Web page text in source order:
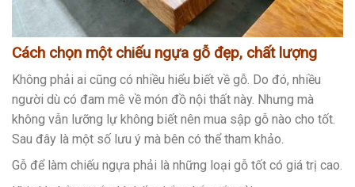
Cách chọn một chiếu ngựa gỗ đẹp, chất lượng
Không phải ai cũng có nhiều hiểu biết về gỗ. Do đó, nhiều
người dù có đam mê về món đồ nội thất này. Nhưng mà
không vẫn lưỡng lự không biết nên mua sập gỗ nào cho tốt.
Sau đây là một số lưu ý mà bên có thể tham khảo.
Gỗ để làm chiếu ngựa phải là những loại gỗ tốt có giá trị cao.